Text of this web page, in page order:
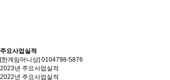
주요사업실적
[한게임머니상] 0104798-5876
2023년 주요사업실적
2022년 주요사업실적